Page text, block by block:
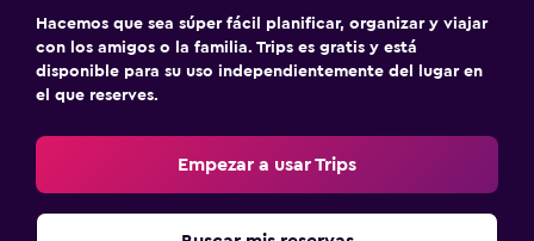
Hacemos que sea súper fácil planificar, organizar y viajar
con los amigos o la familia. Trips es gratis y está
disponible para su uso independientemente del lugar en
el que reserves.
Empezar a usar Trips